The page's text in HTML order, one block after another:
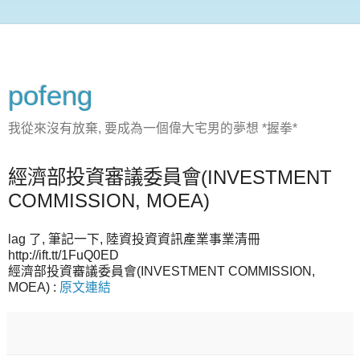
pofeng
我從來沒有放棄, 要成為一個偉大宅男的夢想 *握拳*
經濟部投資審議委員會(INVESTMENT
COMMISSION, MOEA)
lag 了, 筆記一下, 陸資投資資訊產業事業清冊
http://ift.tt/1FuQ0ED
經濟部投資審議委員會(INVESTMENT COMMISSION,
MOEA) : 原文連結